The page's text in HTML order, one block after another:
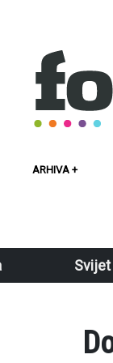
ARHIVA +
Svijet